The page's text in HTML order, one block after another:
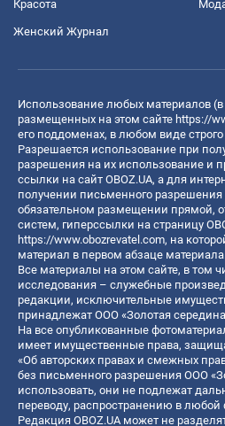
Красота
Женский Журнал
Использование любых материалов
размещенных на этом сайте https://
его поддоменах, в любом виде
Разрешается использование при
разрешения на их использование и
ссылки на сайт OBOZ.UA, а для
получении письменного
обязательном размещении прямой,
систем, гиперссылки на страницу
https://www.obozrevatel.com, на
материал в первом абзаце материала.
Все материалы на этом сайте, в том
исследования – служебные
редакции, исключительные
принадлежат ООО «Золотая
На все опубликованные
имеет имущественные права,
«Об авторских правах и смежных
без письменного разрешения ООО
использовать, они не подлежат
переводу, распространению в любой
Редакция OBOZ.UA может не